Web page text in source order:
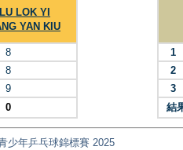
LOK YI
YAN KIU
8
8
9
0
1
2
3
結
少年乒乓球錦標賽 2025